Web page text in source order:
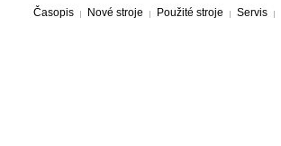
Časopis Nové stroje Použité stroje Servis